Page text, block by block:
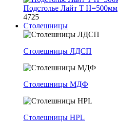
Подстолье Лайт Т H=500мм
4725
Столешницы
Столешницы ЛДСП
Столешницы МДФ
Столешницы HPL